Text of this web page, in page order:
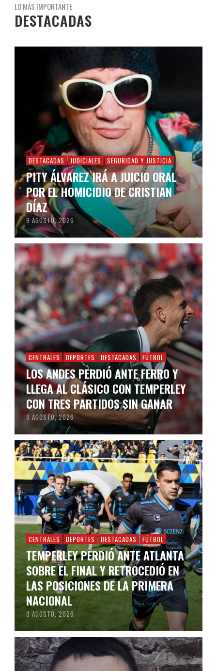
LO MÁS IMPORTANTE
DESTACADAS
DESTACADAS JUDICIALES SEGURIDAD Y JUSTICIA
PITY ÁLVAREZ IRÁ A JUICIO ORAL
POR EL HOMICIDIO DE CRISTIAN
DÍAZ
9 AGOSTO, 2026
CENTRALES DEPORTES DESTACADAS FÚTBOL
LOS ANDES PERDIÓ ANTE FERRO Y
LLEGA AL CLÁSICO CON TEMPERLEY
CON TRES PARTIDOS SIN GANAR
9 AGOSTO, 2026
CENTRALES DEPORTES DESTACADAS FÚTBOL
TEMPERLEY PERDIÓ ANTE ATLANTA
SOBRE EL FINAL Y RETROCEDIÓ EN
LAS POSICIONES DE LA PRIMERA
NACIONAL
9 AGOSTO, 2026